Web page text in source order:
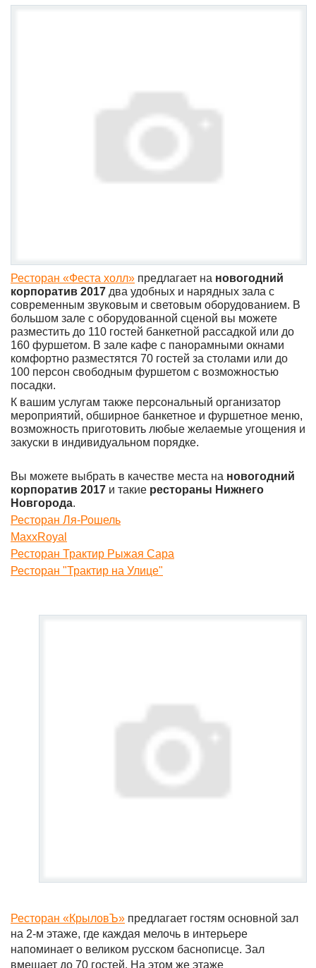
Ресторан «Феста холл» предлагает на новогодний
корпоратив 2017 два удобных и нарядных зала с
современным звуковым и световым оборудованием. В
большом зале с оборудованной сценой вы можете
разместить до 110 гостей банкетной рассадкой или до
160 фуршетом. В зале кафе с панорамными окнами
комфортно разместятся 70 гостей за столами или до
100 персон свободным фуршетом с возможностью
посадки.
К вашим услугам также персональный организатор
мероприятий, обширное банкетное и фуршетное меню,
возможность приготовить любые желаемые угощения и
закуски в индивидуальном порядке.
Вы можете выбрать в качестве места на новогодний
корпоратив 2017 и такие рестораны Нижнего
Новгорода.
Ресторан Ля-Рошель
MaxxRoyal
Ресторан Трактир Рыжая Сара
Ресторан "Трактир на Улице"
Ресторан «КрыловЪ» предлагает гостям основной зал
на 2-м этаже, где каждая мелочь в интерьере
напоминает о великом русском баснописце. Зал
вмещает до 70 гостей. На этом же этаже